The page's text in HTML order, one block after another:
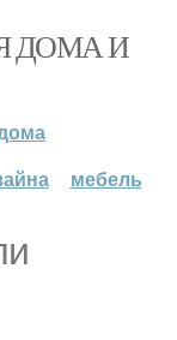
ДОМА И
мебель